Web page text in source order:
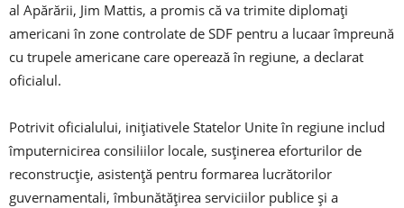
al Apărării, Jim Mattis, a promis că va trimite diplomați
americani în zone controlate de SDF pentru a lucaar împreună
cu trupele americane care operează în regiune, a declarat
oficialul.
Potrivit oficialului, inițiativele Statelor Unite în regiune includ
împuternicirea consiliilor locale, susținerea eforturilor de
reconstrucție, asistență pentru formarea lucrătorilor
guvernamentali, îmbunătățirea serviciilor publice și a